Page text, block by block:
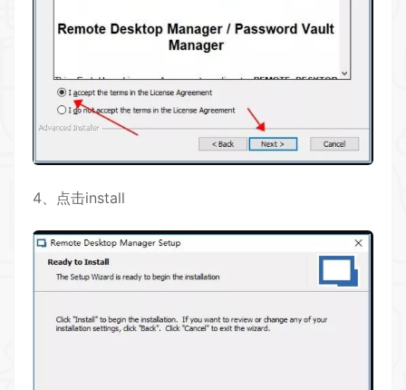
4、点击install